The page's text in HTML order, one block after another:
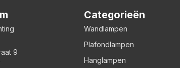
9
Categorieën
Wandlampen
Plafondlampen
Hanglampen